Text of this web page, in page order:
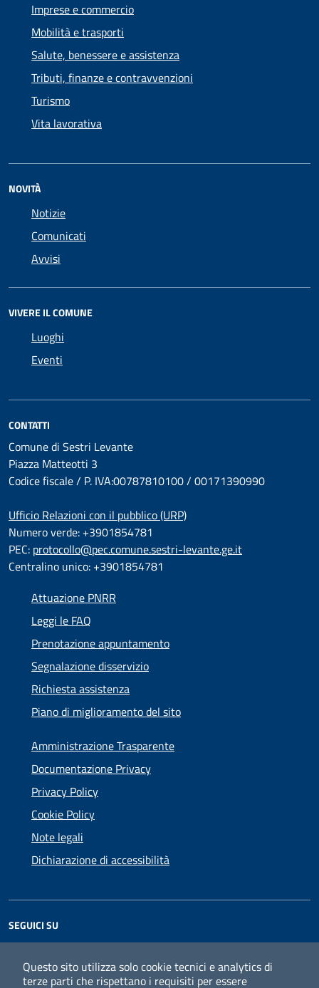
Questo sito utilizza solo cookie tecnici e analytics di
terze parti che rispettano i requisiti per essere
Imprese e commercio
Mobilità e trasporti
Salute, benessere e assistenza
Tributi, finanze e contravvenzioni
Turismo
Vita lavorativa
NOVITÀ
Notizie
Comunicati
Avvisi
VIVERE IL COMUNE
Luoghi
Eventi
CONTATTI
Comune di Sestri Levante
Piazza Matteotti 3
Codice fiscale / P. IVA:00787810100 / 00171390990
Ufficio Relazioni con il pubblico (URP)
Numero verde: +3901854781
PEC: protocollo@pec.comune.sestri-levante.ge.it
Centralino unico: +3901854781
Attuazione PNRR
Leggi le FAQ
Prenotazione appuntamento
Segnalazione disservizio
Richiesta assistenza
Piano di miglioramento del sito
Amministrazione Trasparente
Documentazione Privacy
Privacy Policy
Cookie Policy
Note legali
Dichiarazione di accessibilità
SEGUICI SU